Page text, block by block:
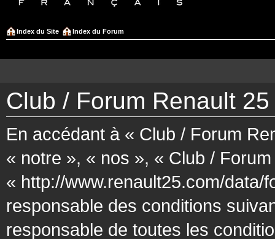
Index du Site Index du Forum
Club / Forum Renault
En accédant à « Club / Forum
« notre », « nos », « Club /
« http://www.renault25.com/data/
responsable des conditions
responsable de toutes les